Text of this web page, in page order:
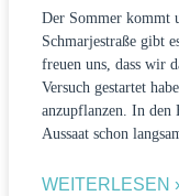
Der Sommer kommt
Schmarjestraße gibt
freuen uns, dass wir
Versuch gestartet
anzupflanzen. In den
Aussaat schon
WEITERLESEN